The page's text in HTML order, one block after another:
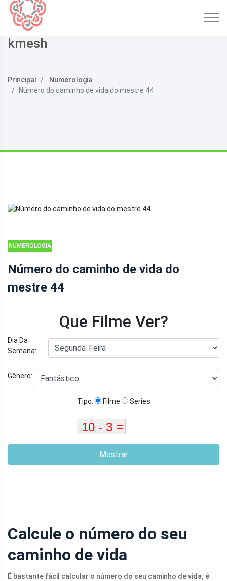
kmesh
Principal
Numerologia
Número do caminho de vida do mestre 44
NUMEROLOGIA
Número do caminho de vida do
mestre 44
Que Filme Ver?
Dia Da
Semana:
Gênero:
Tipo: Filme Series
Mostrar
Calcule o número do seu
caminho de vida
É bastante fácil calcular o número do seu caminho de vida; é